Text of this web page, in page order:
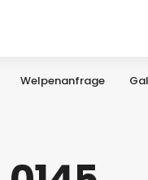
Welpenanfrage